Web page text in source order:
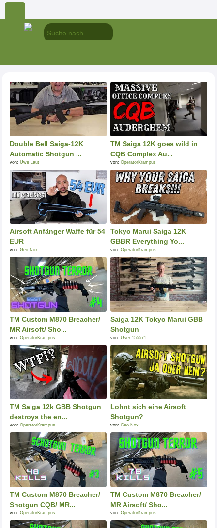
Double Bell Saiga-12K
Automatic Shotgun ...
von: Uwe Laut
TM Saiga 12K goes wild in
CQB Complex Au...
von: OperatorKrampus
Airsoft Anfänger Waffe für 54
EUR
von: Geo Nox
Tokyo Marui Saiga 12K
GBBR Everything Yo...
von: OperatorKrampus
TM Custom M870 Breacher/
MR Airsoft/ Sho...
von: OperatorKrampus
Saiga 12K Tokyo Marui GBB
Shotgun
von: User 155571
TM Saiga 12k GBB Shotgun
destroys the en...
von: OperatorKrampus
Lohnt sich eine Airsoft
Shotgun?
von: Geo Nox
TM Custom M870 Breacher/
Shotgun CQB/ MR...
von: OperatorKrampus
TM Custom M870 Breacher/
MR Airsoft/ Sho...
von: OperatorKrampus